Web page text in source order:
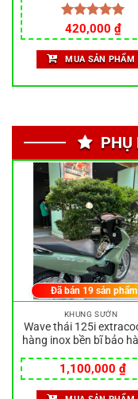
Được xếp
hạng5.00
5 sao
420,000 ₫
MUA SẢN PHẨM
PHỤ
KHUNG SƯỜN
Wave thái 125i
hàng inox bền bĩ bảo
1,100,000 ₫
Đã bán 19sản phẩm